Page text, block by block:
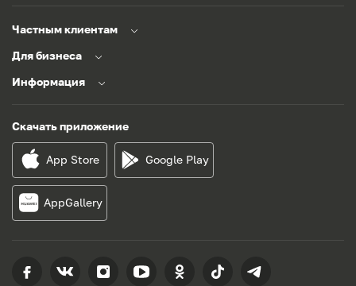
Частным клиентам
Для бизнеса
Информация
Скачать приложение
App Store Google Play
AppGallery